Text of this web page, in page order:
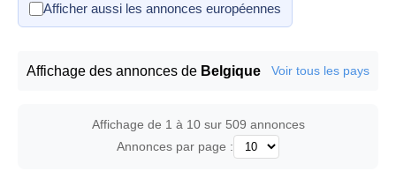
Afficher aussi les annonces européennes
Affichage des annonces de Belgique Voir tous les pays
Affichage de 1 à 10 sur 509 annonces
Annonces par page :